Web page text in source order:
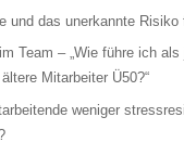
und das unerkannte Risiko
Team – „Wie führe ich als
Mitarbeiter Ü50?“
weniger